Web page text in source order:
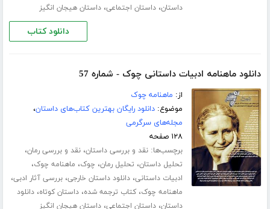
داستان،داستان اجتماعی،داستان هیجان انگیز
دانلود کتاب
دانلود ماهنامه ادبیات داستانی چوک - شماره 57
از: ماهنامه چوک
موضوع:دانلود رایگان بهترین کتاب‌های داستان،
مجله‌های سرگرمی
۱۲۸ صفحه
برچسب‌ها:نقد و بررسی داستان،نقد و بررسی رمان،
تحلیل داستان، تحلیل رمان، چوک، ماهنامه چوک،
ادبیات داستانی،دانلود داستان خارجی،بررسی آثار ادبی،
ماهنامه چوک،کتاب ترجمه شده،داستان کوتاه،دانلود
داستان،داستان اجتماعی،داستان هیجان انگیز